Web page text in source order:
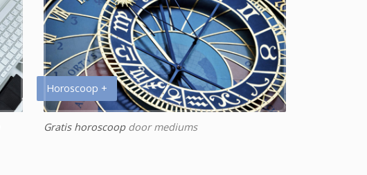
Horoscoop +
Gratis horoscoopdoor mediums